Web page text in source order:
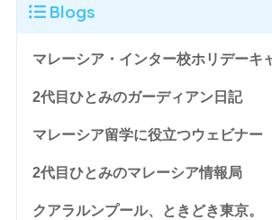
Blogs
マレーシア・インター校ホリデーキ
2代目ひとみのガーディアン日記
マレーシア留学に役立つウェビナー
2代目ひとみのマレーシア情報局
クアラルンプール、ときどき東京。